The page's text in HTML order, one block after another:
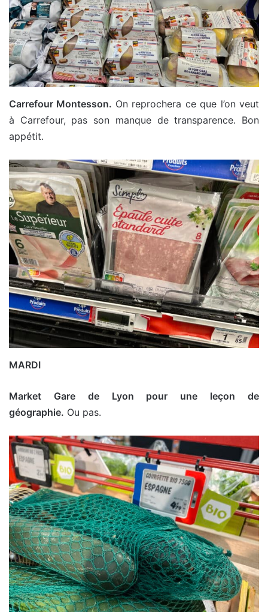
Carrefour Montesson. On reprochera ce que l’on veut
à Carrefour, pas son manque de transparence. Bon
appétit.
MARDI
Market Gare de Lyon pour une leçon de
géographie. Ou pas.